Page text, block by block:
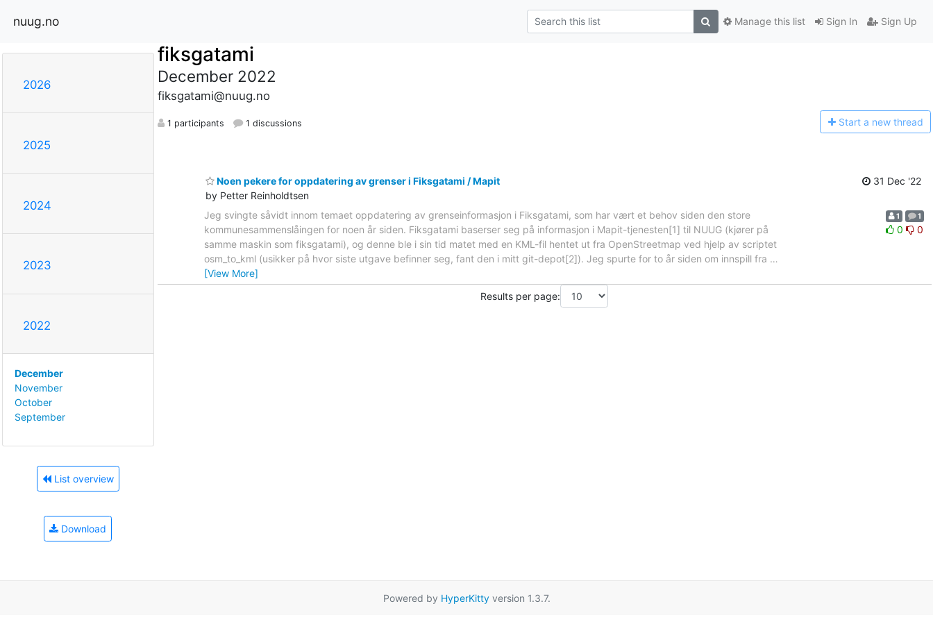
nuug.no Sign In Sign Up
Manage this list
2026
2025
2024
2023
2022
December
November
October
September
List overview
Download
fiksgatami
December 2022
fiksgatami@nuug.no
1 participants 1 discussions Start a new thread
Noen pekere for oppdatering av grenser i Fiksgatami / Mapit
by Petter Reinholdtsen
31 Dec '22
Jeg svingte såvidt innom temaet oppdatering av grenseinformasjon i Fiksgatami, som har vært et behov siden den store
kommunesammenslåingen for noen år siden. Fiksgatami baserser seg på informasjon i Mapit-tjenesten[1] til NUUG (kjører på
samme maskin som fiksgatami), og denne ble i sin tid matet med en KML-fil hentet ut fra OpenStreetmap ved hjelp av scriptet
osm_to_kml (usikker på hvor siste utgave befinner seg, fant den i mitt git-depot[2]). Jeg spurte for to år siden om innspill fra …
[View More]
1 1
0 0
Results per page:
Powered by HyperKittyversion 1.3.7.